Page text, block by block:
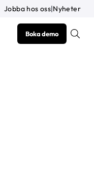
Jobba hos oss|Nyheter
Boka demo